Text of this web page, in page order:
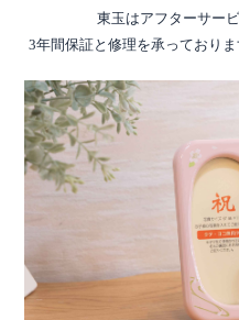
東玉はアフターサー
3年間保証と修理を承っており